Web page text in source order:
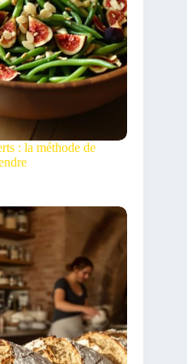
: la méthode de